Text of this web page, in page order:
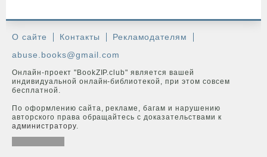
О сайте Контакты
Рекламодателям
abuse.books@gmail.com
Онлайн-проект "BookZIP.club" является вашей
индивидуальной онлайн-библиотекой, при этом совсем
бесплатной.
По оформлению сайта, рекламе, багам и нарушению
авторского права обращайтесь с доказательствами к
администратору.